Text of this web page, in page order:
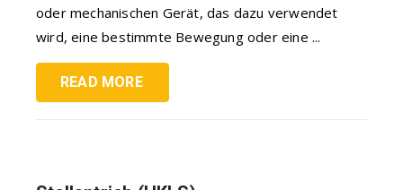
oder mechanischen Gerät, das dazu verwendet
wird, eine bestimmte Bewegung oder eine ...
READ MORE